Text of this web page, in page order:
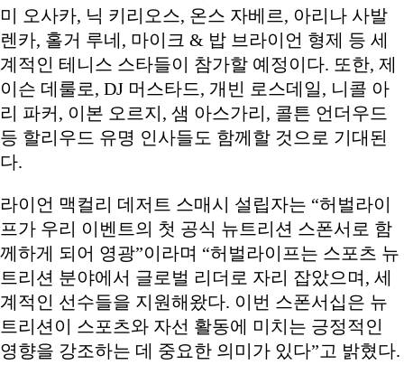
미 오사카, 닉 키리오스, 온스 자베르, 아리나 사발
렌카, 홀거 루네, 마이크 & 밥 브라이언 형제 등 세
계적인 테니스 스타들이 참가할 예정이다. 또한, 제
이슨 데룰로, DJ 머스타드, 개빈 로스데일, 니콜 아
리 파커, 이본 오르지, 샘 아스가리, 콜튼 언더우드
등 할리우드 유명 인사들도 함께할 것으로 기대된
다.
라이언 맥컬리 데저트 스매시 설립자는 “허벌라이
프가 우리 이벤트의 첫 공식 뉴트리션 스폰서로 함
께하게 되어 영광”이라며 “허벌라이프는 스포츠 뉴
트리션 분야에서 글로벌 리더로 자리 잡았으며, 세
계적인 선수들을 지원해왔다. 이번 스폰서십은 뉴
트리션이 스포츠와 자선 활동에 미치는 긍정적인
영향을 강조하는 데 중요한 의미가 있다”고 밝혔다.